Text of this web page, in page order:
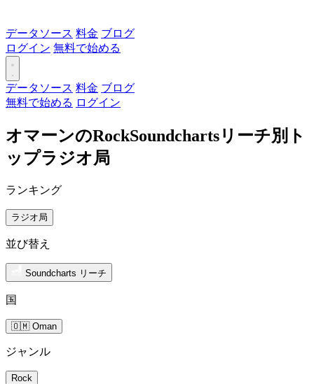
データソース 料金 ブログ
ログイン 無料で始める
データソース 料金 ブログ
無料で始める ログイン
オマーンのRockSoundchartsリーチ別ト
ップラジオ局
ランキング
ラジオ局
並び替え
Soundcharts リーチ
国
🇴🇲 Oman
ジャンル
Rock